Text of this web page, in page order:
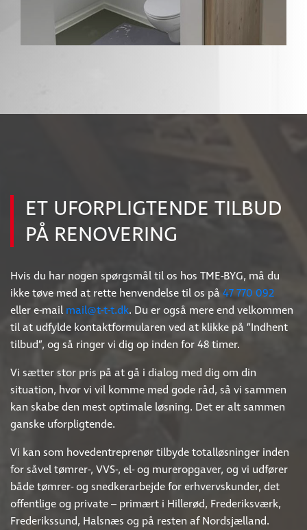
ET UFORPLIGTENDE TILBUD
PÅ RENOVERING
Hvis du har nogen spørgsmål til os hos TME-BYG, må du
ikke tøve med at rette henvendelse til os på 47 770 092
eller e-mail mail@t-t-t.dk. Du er også mere end velkommen
til at udfylde kontaktformularen ved at klikke på ”Indhent
tilbud”, og så ringer vi dig op inden for 48 timer.
Vi sætter stor pris på at gå i dialog med dig om din
situation, hvor vi vil komme med gode råd, så vi sammen
kan skabe den mest optimale løsning. Det er alt sammen
ganske uforpligtende.
Vi kan som hovedentreprenør tilbyde totalløsninger inden
for såvel tømrer-, VVS-, el- og mureropgaver, og vi udfører
både tømrer- og snedkerarbejde for erhvervskunder, det
offentlige og private – primært i Hillerød, Frederiksværk,
Frederikssund, Halsnæs og på resten af Nordsjælland.